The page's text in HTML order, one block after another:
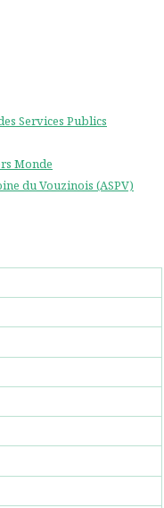
Services Publics
Monde
du Vouzinois (ASPV)